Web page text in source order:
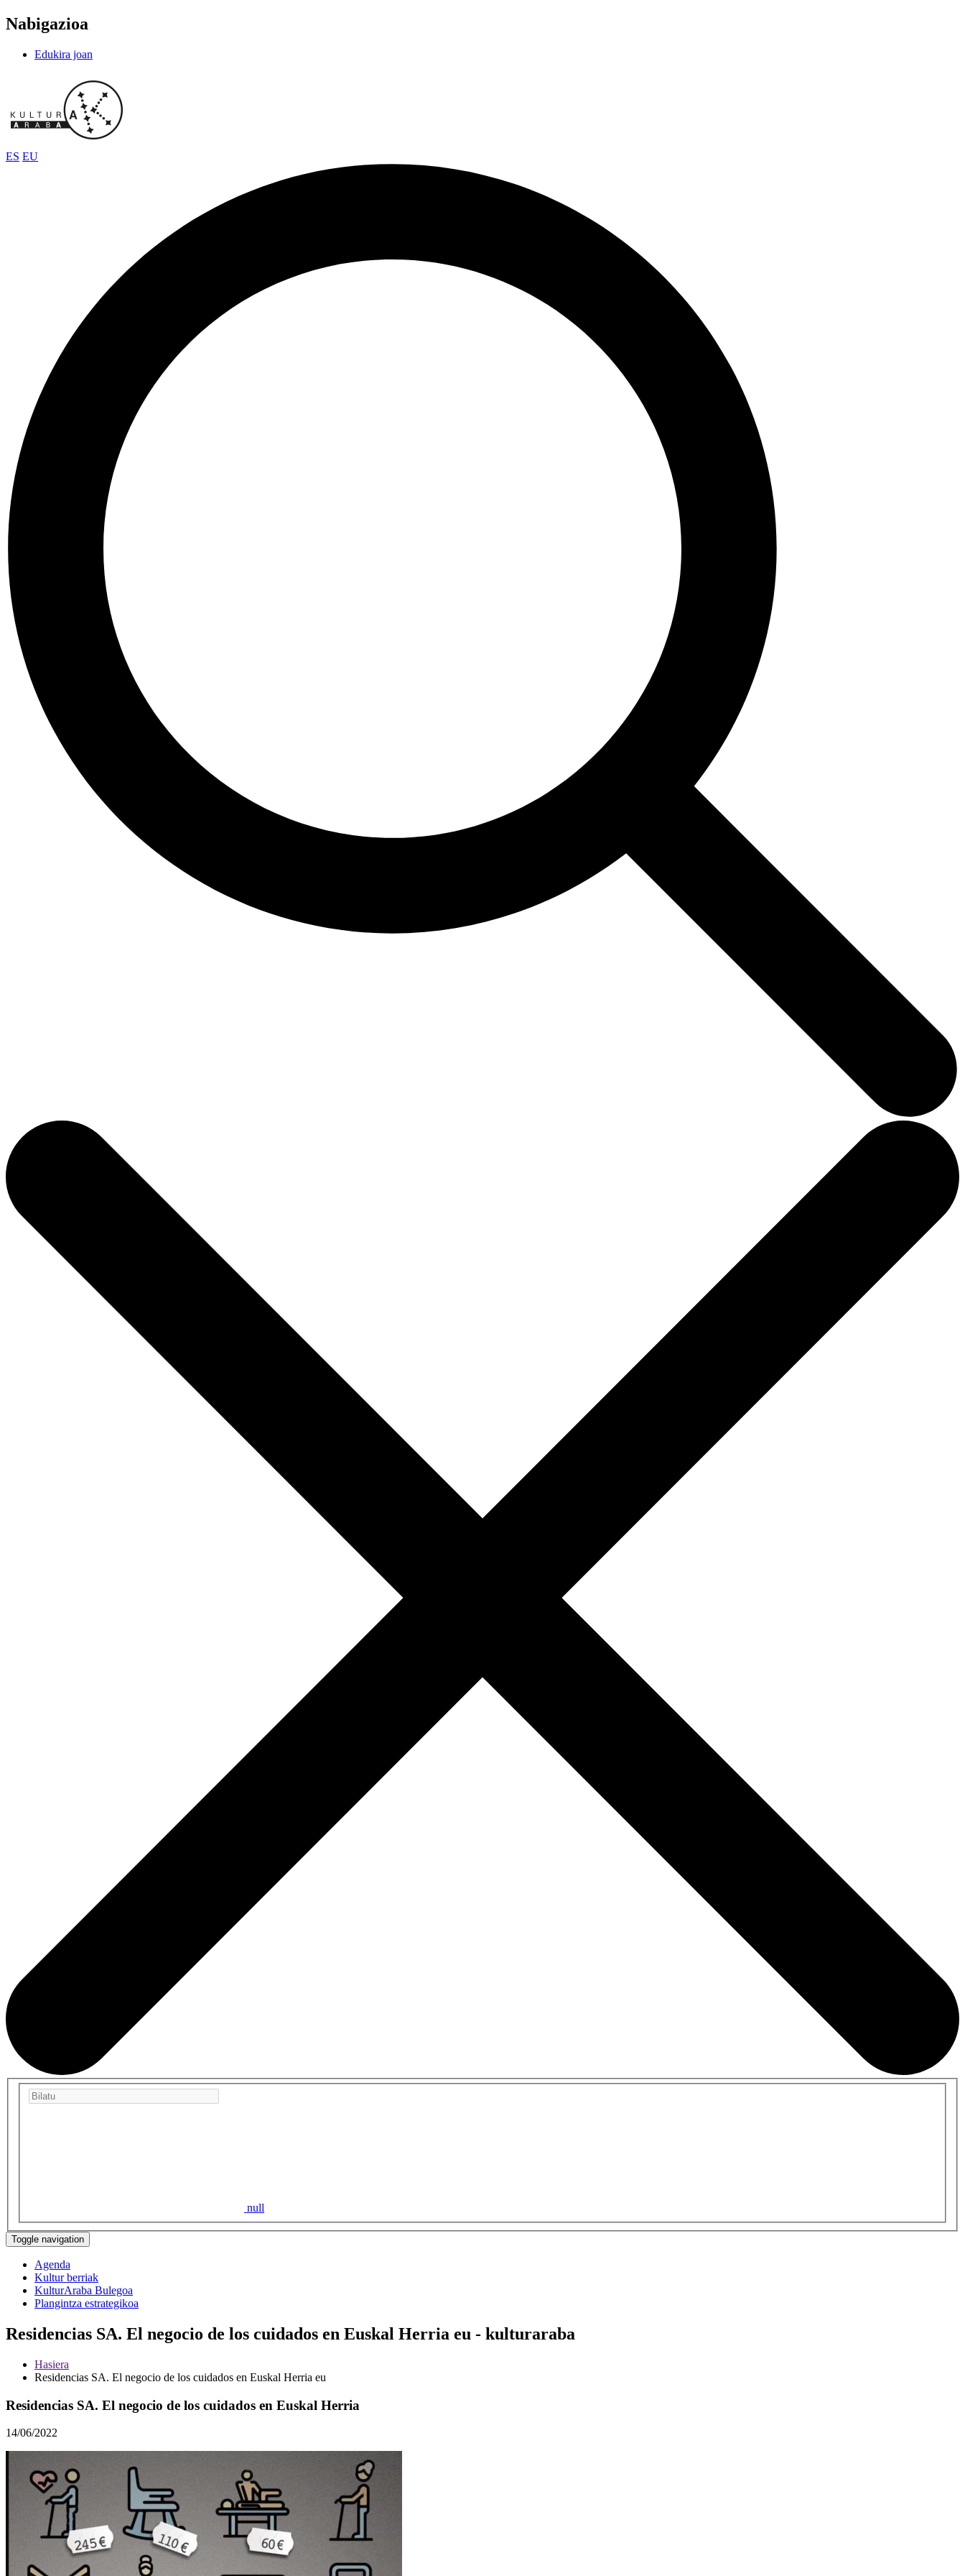
Nabigazioa
Edukira joan
ES EU
null
Toggle navigation
Agenda
Kultur berriak
KulturAraba Bulegoa
Plangintza estrategikoa
Residencias SA. El negocio de los cuidados en Euskal Herria eu - kulturaraba
Hasiera
Residencias SA. El negocio de los cuidados en Euskal Herria eu
Residencias SA. El negocio de los cuidados en Euskal Herria
14/06/2022